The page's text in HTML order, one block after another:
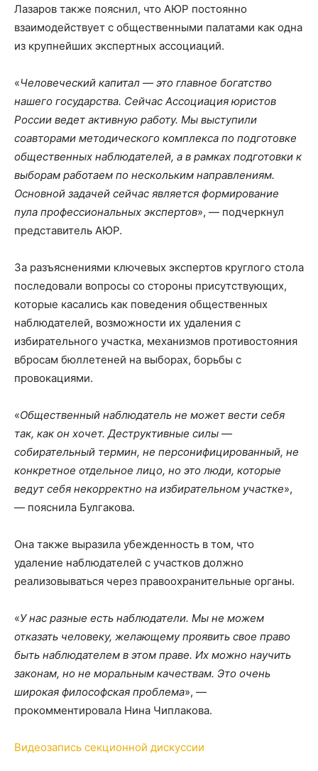
Лазаров также пояснил, что АЮР постоянно
взаимодействует с общественными палатами как одна
из крупнейших экспертных ассоциаций.
«Человеческий капитал — это главное богатство
нашего государства. Сейчас Ассоциация юристов
России ведет активную работу. Мы выступили
соавторами методического комплекса по подготовке
общественных наблюдателей, а в рамках подготовки к
выборам работаем по нескольким направлениям.
Основной задачей сейчас является формирование
пула профессиональных экспертов», — подчеркнул
представитель АЮР.
За разъяснениями ключевых экспертов круглого стола
последовали вопросы со стороны присутствующих,
которые касались как поведения общественных
наблюдателей, возможности их удаления с
избирательного участка, механизмов противостояния
вбросам бюллетеней на выборах, борьбы с
провокациями.
«Общественный наблюдатель не может вести себя
так, как он хочет. Деструктивные силы —
собирательный термин, не персонифицированный, не
конкретное отдельное лицо, но это люди, которые
ведут себя некорректно на избирательном участке»,
— пояснила Булгакова.
Она также выразила убежденность в том, что
удаление наблюдателей с участков должно
реализовываться через правоохранительные органы.
«У нас разные есть наблюдатели. Мы не можем
отказать человеку, желающему проявить свое право
быть наблюдателем в этом праве. Их можно научить
законам, но не моральным качествам. Это очень
широкая философская проблема», —
прокомментировала Нина Чиплакова.
Видеозапись секционной дискуссии